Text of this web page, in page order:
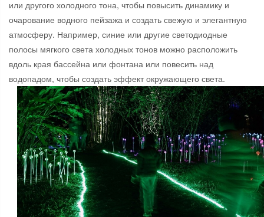
или другого холодного тона, чтобы повысить динамику и
очарование водного пейзажа и создать свежую и элегантную
атмосферу. Например, синие или другие светодиодные
полосы мягкого света холодных тонов можно расположить
вдоль края бассейна или фонтана или повесить над
водопадом, чтобы создать эффект окружающего света.